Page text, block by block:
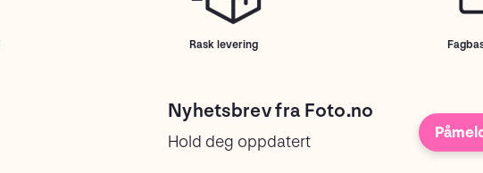
Rask levering
Nyhetsbrev fra Foto.no
Hold deg oppdatert